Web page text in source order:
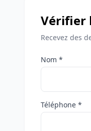
Vérifier
Recevez des
Nom *
Téléphone *